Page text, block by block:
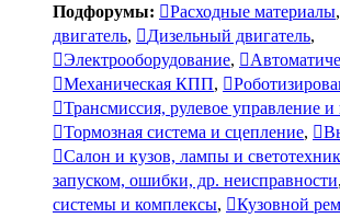
Подфорумы:
Расходные материалы,
двигатель, Дизельный двигатель,
Электрооборудование,
Механическая КПП,
Трансмиссия, рулевое управление и
Тормозная система и сцепление,
Салон и кузов, лампы и
запуском, ошибки, др. неисправности,
системы и комплексы, Кузовной